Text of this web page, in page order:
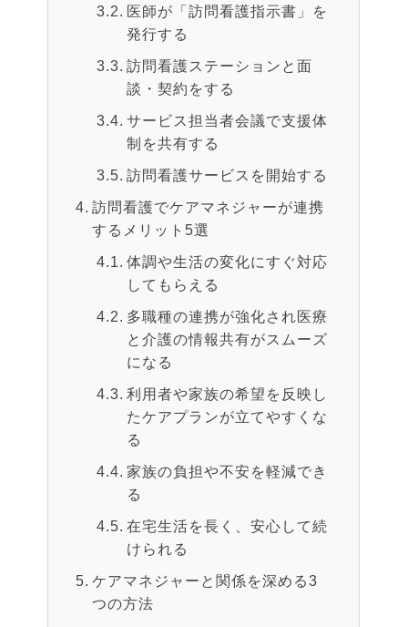
医師が「訪問看護指示書」を
発行する
訪問看護ステーションと面
談・契約をする
サービス担当者会議で支援体
制を共有する
訪問看護サービスを開始する
訪問看護でケアマネジャーが連携
するメリット5選
体調や生活の変化にすぐ対応
してもらえる
多職種の連携が強化され医療
と介護の情報共有がスムーズ
になる
利用者や家族の希望を反映し
たケアプランが立てやすくな
る
家族の負担や不安を軽減でき
る
在宅生活を長く、安心して続
けられる
ケアマネジャーと関係を深める3
つの方法